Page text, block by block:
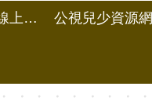
酷課雲林線上教學成果分享平台 公視兒少資源網